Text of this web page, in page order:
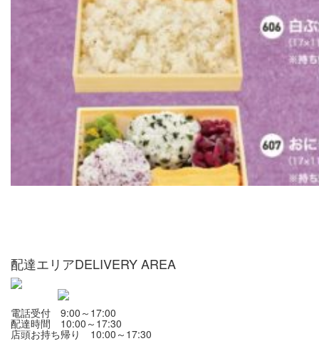
配達エリアDELIVERY AREA
電話受付 9:00～17:00
配達時間 10:00～17:30
店頭お持ち帰り 10:00～17:30